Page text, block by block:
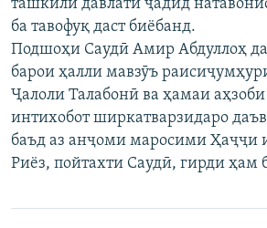
Ҳамаи сомонаҳои RFE/RL
ташкили давлати ҷадид
ба тавофуқ даст биёбанд.
Подшоҳи Саудӣ Амир Абдуллоҳ
барои ҳалли мавзӯъ
Ҷалоли Талабонӣ ва ҳамаи
интихобот ширкатварзидаро
баъд аз анҷоми маросими Ҳаҷҷи
Риёз, пойтахти Саудӣ, гирди ҳам